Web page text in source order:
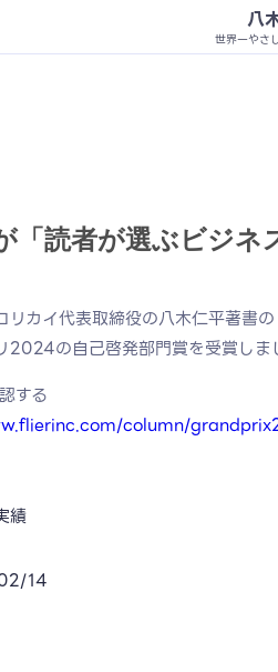
八
世界一やさ
「読者が選ぶビジネ
リカイ代表取締役の八木仁平著書
2024の自己啓発部門賞を受賞しま
する
column/
績
14